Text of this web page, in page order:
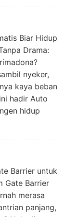
Biar Hidup
Drama:
nyeker,
kaya beban
hadir Auto
hidup
Barrier untuk
Gate Barrier
merasa
panjang,